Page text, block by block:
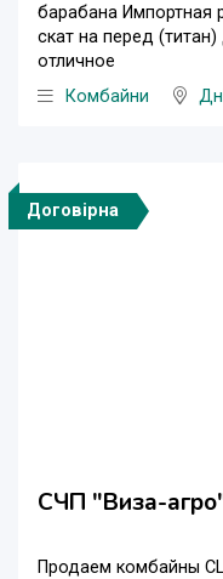
барабана Импортная
скат на перед
отличное
Комбайни
Договірна
СЧП "Виза-
Продаем комбайны